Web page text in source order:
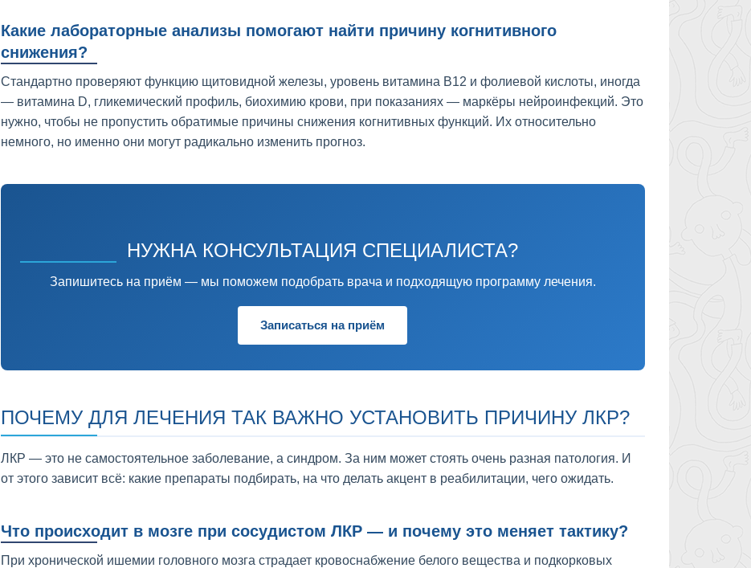
Какие лабораторные анализы помогают найти причину когнитивного
снижения?
Стандартно проверяют функцию щитовидной железы, уровень витамина B12 и фолиевой кислоты, иногда
— витамина D, гликемический профиль, биохимию крови, при показаниях — маркёры нейроинфекций. Это
нужно, чтобы не пропустить обратимые причины снижения когнитивных функций. Их относительно
немного, но именно они могут радикально изменить прогноз.
НУЖНА КОНСУЛЬТАЦИЯ СПЕЦИАЛИСТА?
Запишитесь на приём — мы поможем подобрать врача и подходящую программу лечения.
Записаться на приём
ПОЧЕМУ ДЛЯ ЛЕЧЕНИЯ ТАК ВАЖНО УСТАНОВИТЬ ПРИЧИНУ ЛКР?
ЛКР — это не самостоятельное заболевание, а синдром. За ним может стоять очень разная патология. И
от этого зависит всё: какие препараты подбирать, на что делать акцент в реабилитации, чего ожидать.
Что происходит в мозге при сосудистом ЛКР — и почему это меняет тактику?
При хронической ишемии головного мозга страдает кровоснабжение белого вещества и подкорковых